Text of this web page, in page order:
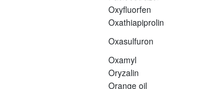
Oxyfluorfen
Oxathiapiprolin
Oxasulfuron
Oxamyl
Oryzalin
Orange oil